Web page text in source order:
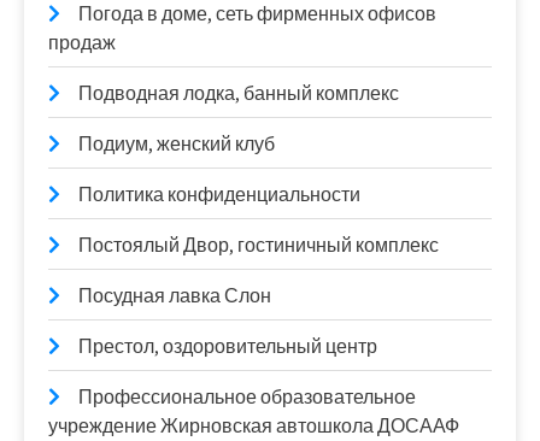
Погода в доме, сеть фирменных офисов
продаж
Подводная лодка, банный комплекс
Подиум, женский клуб
Политика конфиденциальности
Постоялый Двор, гостиничный комплекс
Посудная лавка Слон
Престол, оздоровительный центр
Профессиональное образовательное
учреждение Жирновская автошкола ДОСААФ